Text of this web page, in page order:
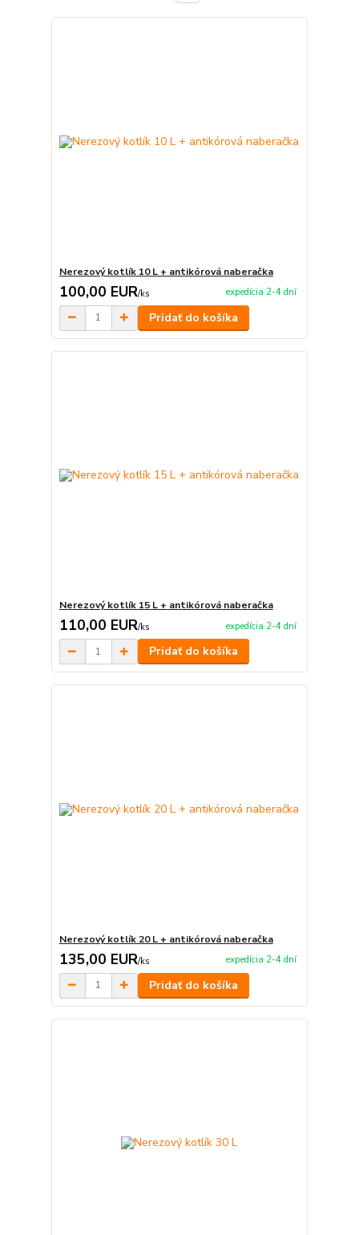
Nerezový kotlík 10 L + antikórová naberačka
100,00 EUR/ks expedícia 2-4 dní
Pridať do košíka
Nerezový kotlík 15 L + antikórová naberačka
110,00 EUR/ks expedícia 2-4 dní
Pridať do košíka
Nerezový kotlík 20 L + antikórová naberačka
135,00 EUR/ks expedícia 2-4 dní
Pridať do košíka